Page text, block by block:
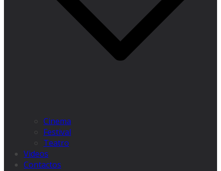
Cinema
Festival
Teatro
Videos
Contactos